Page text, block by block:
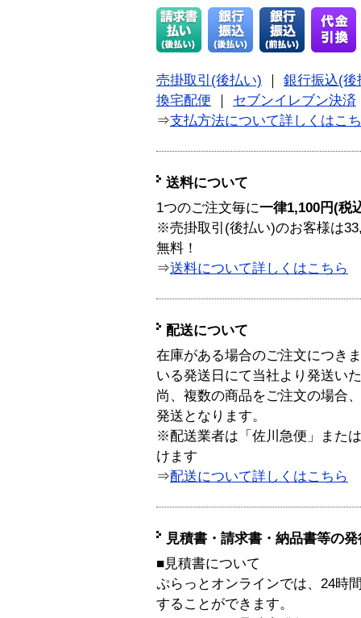
売掛取引(後払い)
銀行振込(後
換宅配便
セブンイレブン決済
⇒支払方法について詳しくはこ
送料について
1つのご注文毎に一律1,100円(税
※売掛取引(後払い)のお客様は
無料！
⇒送料について詳しくはこちら
配送について
在庫がある場合のご注文につき
いる発送日にて当社より発送い
尚、複数の商品をご注文の場合
発送となります。
※配送業者は「佐川急便」また
けます
⇒配送について詳しくはこちら
見積書・請求書・納品書等の
■見積書について
ぷらっとオンラインでは、24時
することができます。